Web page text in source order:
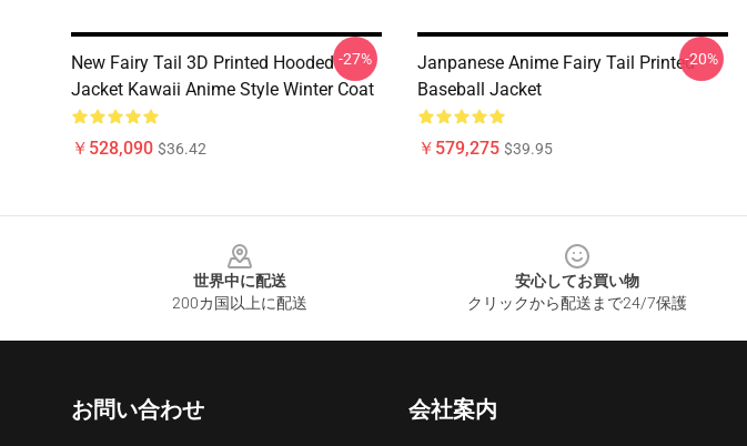
New Fairy Tail 3D Printed Hooded
Jacket Kawaii Anime Style Winter Coat
￥528,090 $36.42
-27%
Janpanese Anime Fairy Tail Printed
Baseball Jacket
￥579,275 $39.95
-20%
世界中に配送
200カ国以上に配送
安心してお買い物
クリックから配送まで24/7保護
お問い合わせ 会社案内